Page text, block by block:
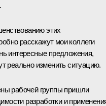
этих
расскажут мои коллеги
интересные предложения,
реально изменить ситуацию.
рабочей группы пришли
разработки и